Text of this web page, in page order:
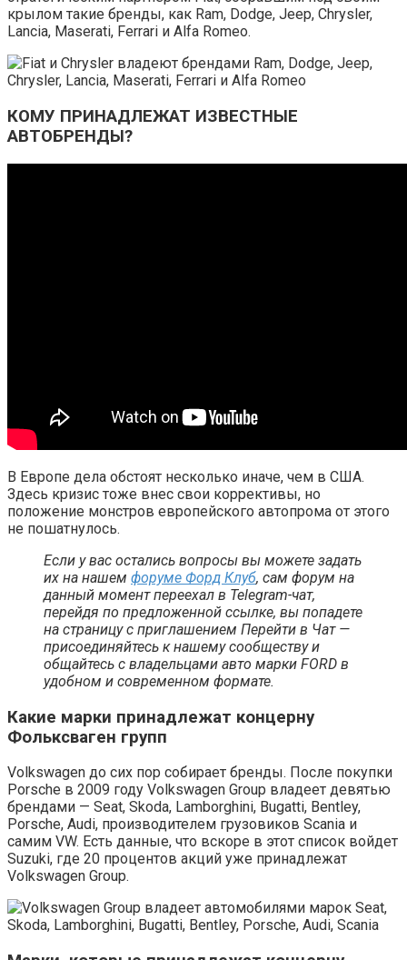
крылом такие бренды, как Ram, Dodge, Jeep, Chrysler,
Lancia, Maserati, Ferrari и Alfa Romeo.
КОМУ ПРИНАДЛЕЖАТ ИЗВЕСТНЫЕ
АВТОБРЕНДЫ?
В Европе дела обстоят несколько иначе, чем в США.
Здесь кризис тоже внес свои коррективы, но
положение монстров европейского автопрома от этого
не пошатнулось.
Если у вас остались вопросы вы можете задать
их на нашем форуме Форд Клуб, сам форум на
данный момент переехал в Telegram-чат,
перейдя по предложенной ссылке, вы попадете
на страницу с приглашением Перейти в Чат —
присоединяйтесь к нашему сообществу и
общайтесь с владельцами авто марки FORD в
удобном и современном формате.
Какие марки принадлежат концерну
Фольксваген групп
Volkswagen до сих пор собирает бренды. После покупки
Porsche в 2009 году Volkswagen Group владеет девятью
брендами — Seat, Skoda, Lamborghini, Bugatti, Bentley,
Porsche, Audi, производителем грузовиков Scania и
самим VW. Есть данные, что вскоре в этот список войдет
Suzuki, где 20 процентов акций уже принадлежат
Volkswagen Group.